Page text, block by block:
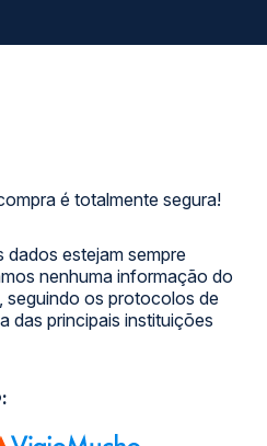
é totalmente segura!
dados estejam sempre
nenhuma informação do
os protocolos de
das principais instituições